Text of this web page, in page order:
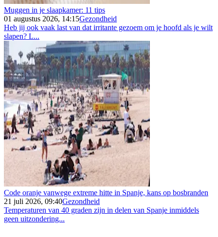
Muggen in je slaapkamer: 11 tips
01 augustus 2026, 14:15Gezondheid
Heb jij ook vaak last van dat irritante gezoem om je hoofd als je wilt
slapen? L...
Code oranje vanwege extreme hitte in Spanje, kans op bosbranden
21 juli 2026, 09:40Gezondheid
Temperaturen van 40 graden zijn in delen van Spanje inmiddels
geen uitzondering...